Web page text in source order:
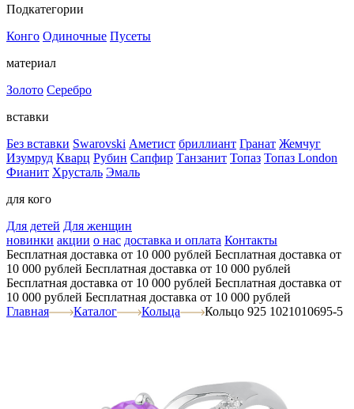
Подкатегории
Конго Одиночные Пусеты
материал
Золото Серебро
вставки
Без вставки Swarovski Аметист бриллиант Гранат Жемчуг
Изумруд Кварц Рубин Сапфир Танзанит Топаз Топаз London
Фианит Хрусталь Эмаль
для кого
Для детей Для женщин
новинки акции о нас доставка и оплата Контакты
Бесплатная доставка от 10 000 рублей Бесплатная доставка от
10 000 рублей Бесплатная доставка от 10 000 рублей
Бесплатная доставка от 10 000 рублей Бесплатная доставка от
10 000 рублей Бесплатная доставка от 10 000 рублей
Главная
Каталог Кольца Кольцо 925 1021010695-5